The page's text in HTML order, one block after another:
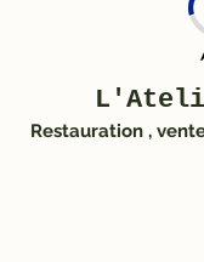
Restauration ,